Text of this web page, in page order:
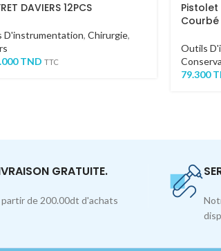
DAVIERS 12PCS
D'instrumentation, Chirurgie,
TND TTC
Courbé
Outils
79.300
GRATUITE.
de 200.00dt d'achats